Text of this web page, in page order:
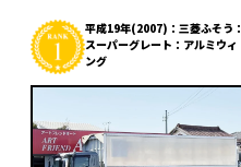
平成19年(2007)：三菱ふそう：
スーパーグレート：アルミウィ
ング